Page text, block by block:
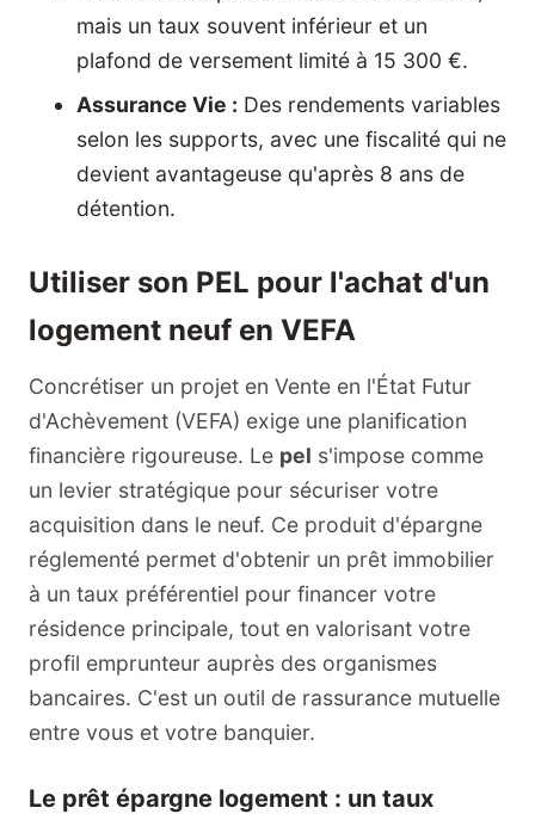
mais un taux souvent inférieur et un
plafond de versement limité à 15 300 €.
Assurance Vie : Des rendements variables
selon les supports, avec une fiscalité qui ne
devient avantageuse qu'après 8 ans de
détention.
Utiliser son PEL pour l'achat d'un
logement neuf en VEFA
Concrétiser un projet en Vente en l'État Futur
d'Achèvement (VEFA) exige une planification
financière rigoureuse. Le pel s'impose comme
un levier stratégique pour sécuriser votre
acquisition dans le neuf. Ce produit d'épargne
réglementé permet d'obtenir un prêt immobilier
à un taux préférentiel pour financer votre
résidence principale, tout en valorisant votre
profil emprunteur auprès des organismes
bancaires. C'est un outil de rassurance mutuelle
entre vous et votre banquier.
Le prêt épargne logement : un taux